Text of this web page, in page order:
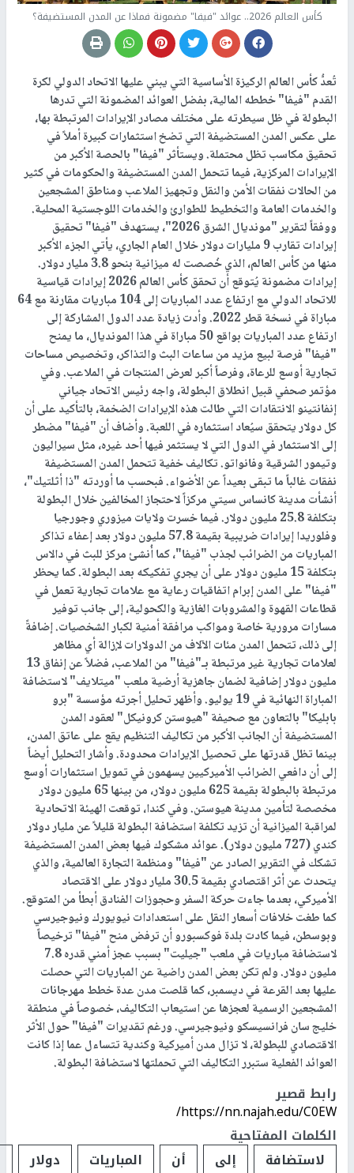
كأس العالم 2026.. عوائد "فيفا" مضمونة فماذا عن المدن المستضيفة؟
تُعدُّ كأس العالم الركيزة الأساسية التي يبني عليها الاتحاد الدولي لكرة
القدم "فيفا" خططه المالية، بفضل العوائد المضمونة التي تدرها
البطولة في ظل سيطرته على مختلف مصادر الإيرادات المرتبطة بها،
على عكس المدن المستضيفة التي تضخ استثمارات كبيرة أملاً في
تحقيق مكاسب تظل محتملة. ويستأثر "فيفا" بالحصة الأكبر من
الإيرادات المركزية، فيما تتحمل المدن المستضيفة والحكومات في كثير
من الحالات نفقات الأمن والنقل وتجهيز الملاعب ومناطق المشجعين
والخدمات العامة والتخطيط للطوارئ والخدمات اللوجستية المحلية.
ووفقاً لتقرير "مونديال الشرق 2026"، يستهدف "فيفا" تحقيق
إيرادات تقارب 9 مليارات دولار خلال العام الجاري، يأتي الجزء الأكبر
منها من كأس العالم، الذي خُصصت له ميزانية بنحو 3.8 مليار دولار.
إيرادات مضمونة يُتوقع أن تحقق كأس العالم 2026 إيرادات قياسية
للاتحاد الدولي مع ارتفاع عدد المباريات إلى 104 مباريات مقارنة مع 64
مباراة في نسخة قطر 2022. وأدت زيادة عدد الدول المشاركة إلى
ارتفاع عدد المباريات بواقع 50 مباراة في هذا المونديال، ما يمنح
"فيفا" فرصة لبيع مزيد من ساعات البث والتذاكر، وتخصيص مساحات
تجارية أوسع للرعاة، وفرصاً أكبر لعرض المنتجات في الملاعب. وفي
مؤتمر صحفي قبيل انطلاق البطولة، واجه رئيس الاتحاد جياني
إنفانتينو الانتقادات التي طالت هذه الإيرادات الضخمة، بالتأكيد على أن
كل دولار يتحقق سيُعاد استثماره في اللعبة. وأضاف أن "فيفا" مضطر
إلى الاستثمار في الدول التي لا يستثمر فيها أحد غيره، مثل سيراليون
وتيمور الشرقية وفانواتو. تكاليف خفية تتحمل المدن المستضيفة
نفقات غالباً ما تبقى بعيداً عن الأضواء. فبحسب ما أوردته "ذا أثلتيك"،
أنشأت مدينة كانساس سيتي مركزاً لاحتجاز المخالفين خلال البطولة
بتكلفة 25.8 مليون دولار. فيما خسرت ولايات ميزوري وجورجيا
وفلوريدا إيرادات ضريبية بقيمة 57.8 مليون دولار بعد إعفاء تذاكر
المباريات من الضرائب لجذب "فيفا"، كما أُنشئ مركز للبث في دالاس
بتكلفة 15 مليون دولار على أن يجري تفكيكه بعد البطولة. كما يحظر
"فيفا" على المدن إبرام اتفاقيات رعاية مع علامات تجارية تعمل في
قطاعات القهوة والمشروبات الغازية والكحولية، إلى جانب توفير
مسارات مرورية خاصة ومواكب مرافقة أمنية لكبار الشخصيات. إضافةً
إلى ذلك، تتحمل المدن مئات الآلاف من الدولارات لإزالة أي مظاهر
لعلامات تجارية غير مرتبطة بـ"فيفا" من الملاعب، فضلاً عن إنفاق 13
مليون دولار إضافية لضمان جاهزية أرضية ملعب "ميتلايف" لاستضافة
المباراة النهائية في 19 يوليو. وأظهر تحليل أجرته مؤسسة "برو
بابليكا" بالتعاون مع صحيفة "هيوستن كرونيكل" لعقود المدن
المستضيفة أن الجانب الأكبر من تكاليف التنظيم يقع على عاتق المدن،
بينما تظل قدرتها على تحصيل الإيرادات محدودة. وأشار التحليل أيضاً
إلى أن دافعي الضرائب الأميركيين يسهمون في تمويل استثمارات أوسع
مرتبطة بالبطولة بقيمة 625 مليون دولار، من بينها 65 مليون دولار
مخصصة لتأمين مدينة هيوستن. وفي كندا، توقعت الهيئة الاتحادية
لمراقبة الميزانية أن تزيد تكلفة استضافة البطولة قليلاً عن مليار دولار
كندي (727 مليون دولار). عوائد مشكوك فيها بعض المدن المستضيفة
تشكك في التقرير الصادر عن "فيفا" ومنظمة التجارة العالمية، والذي
يتحدث عن أثر اقتصادي بقيمة 30.5 مليار دولار على الاقتصاد
الأميركي، بعدما جاءت حركة السفر وحجوزات الفنادق أبطأ من المتوقع.
كما طغت خلافات أسعار النقل على استعدادات نيويورك ونيوجيرسي
وبوسطن، فيما كادت بلدة فوكسبورو أن ترفض منح "فيفا" ترخيصاً
لاستضافة مباريات في ملعب "جيليت" بسبب عجز أمني قدره 7.8
مليون دولار. ولم تكن بعض المدن راضية عن المباريات التي حصلت
عليها بعد القرعة في ديسمبر، كما قلصت مدن عدة خطط مهرجانات
المشجعين الرسمية لعجزها عن استيعاب التكاليف، خصوصاً في منطقة
خليج سان فرانسيسكو ونيوجيرسي. ورغم تقديرات "فيفا" حول الأثر
الاقتصادي للبطولة، لا تزال مدن أميركية وكندية تتساءل عما إذا كانت
العوائد الفعلية ستبرر التكاليف التي تحملتها لاستضافة البطولة.
رابط قصير
https://nn.najah.edu/C0EW/
الكلمات المفتاحية
لاستضافة
إلى أن المباريات دولار